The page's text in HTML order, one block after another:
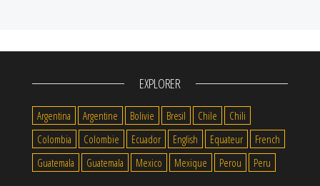
EXPLORER
Argentina Argentine Bolivie Bresil Chile
Chili
Colombia
Colombie Ecuador English Equateur
French
Guatemala
Guatemala Mexico Mexique Perou Peru